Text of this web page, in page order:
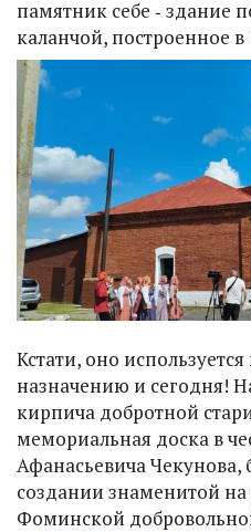
памятник себе ‑ здание
каланчой, построенное в
Кстати, оно
назначению и сегодня!
кирпича добротной
мемориальная доска в
Афанасьевича Чекунова,
создании знаменитой
Фоминской